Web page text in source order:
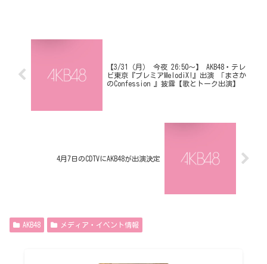
【3/31（月） 今夜 26:50～】 AKB48・テレ
ビ東京『プレミアMelodiX!』出演 「まさか
のConfession 』披露【歌とトーク出演】
4月7日のCDTVにAKB48が出演決定
AKB48 メディア・イベント情報